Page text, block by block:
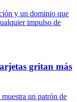
y un dominio que
impulso de
gritan más
un patrón de